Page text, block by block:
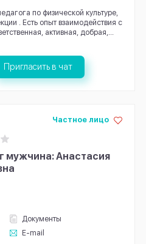
по физической культуре,
. Есть опыт взаимодействия с
активная, добрая,...
Пригласить в чат
мужчина: Анастасия
Документы
E-mail
Частное лицо